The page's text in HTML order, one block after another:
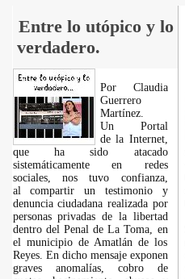
Entre lo utópico y lo
verdadero.
Por Claudia
Guerrero
Martínez.
​Un Portal
de la Internet,
que ha sido atacado
sistemáticamente en redes
sociales, nos tuvo confianza,
al compartir un testimonio y
denuncia ciudadana realizada por
personas privadas de la libertad
dentro del Penal de La Toma, en
el municipio de Amatlán de los
Reyes. En dicho mensaje exponen
graves anomalías, cobro de